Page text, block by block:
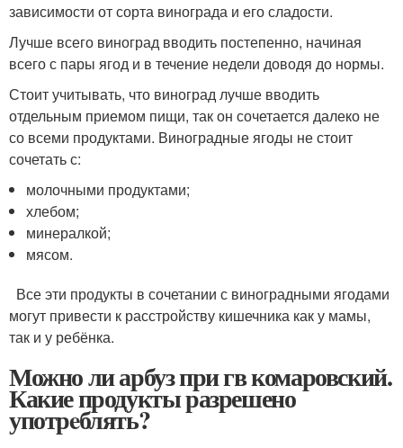
зависимости от сорта винограда и его сладости.
Лучше всего виноград вводить постепенно, начиная
всего с пары ягод и в течение недели доводя до нормы.
Стоит учитывать, что виноград лучше вводить
отдельным приемом пищи, так он сочетается далеко не
со всеми продуктами. Виноградные ягоды не стоит
сочетать с:
молочными продуктами;
хлебом;
минералкой;
мясом.
Все эти продукты в сочетании с виноградными ягодами
могут привести к расстройству кишечника как у мамы,
так и у ребёнка.
Можно ли арбуз при гв комаровский.
Какие продукты разрешено
употрeблять?